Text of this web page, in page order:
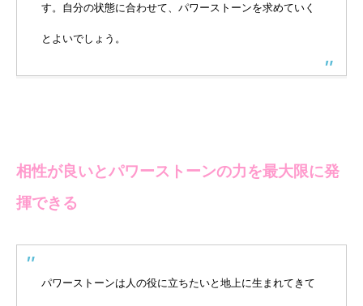
す。自分の状態に合わせて、パワーストーンを求めていく
とよいでしょう。
相性が良いとパワーストーンの力を最大限に発
揮できる
パワーストーンは人の役に立ちたいと地上に生まれてきて